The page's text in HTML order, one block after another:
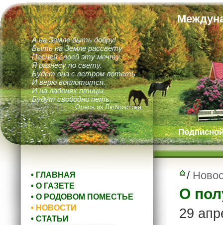
А на Земле быть добру!
Быть на Земле рассвету
Песней своей эту мечту
Я разнесу по свету.
Будет она с ветром лететь
И верю воплотится.
И на ладонях птицы
Будут свободно петь.
Олесь из Любоистока
• ГЛАВНАЯ
• О ГАЗЕТЕ
• О РОДОВОМ ПОМЕСТЬЕ
• НОВОСТИ
• СТАТЬИ
/
О
29